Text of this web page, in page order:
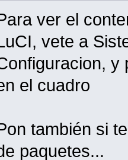
ver el
vete a
y
el cuadro
también si
paquetes...